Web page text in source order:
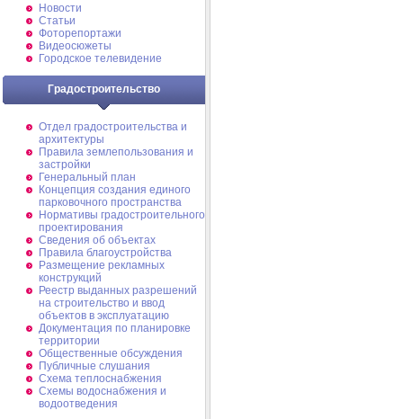
Новости
Статьи
Фоторепортажи
Видеосюжеты
Городское телевидение
Градостроительство
Отдел градостроительства и
архитектуры
Правила землепользования и
застройки
Генеральный план
Концепция создания единого
парковочного пространства
Нормативы градостроительного
проектирования
Сведения об объектах
Правила благоустройства
Размещение рекламных
конструкций
Реестр выданных разрешений
на строительство и ввод
объектов в эксплуатацию
Документация по планировке
территории
Общественные обсуждения
Публичные слушания
Схема теплоснабжения
Схемы водоснабжения и
водоотведения